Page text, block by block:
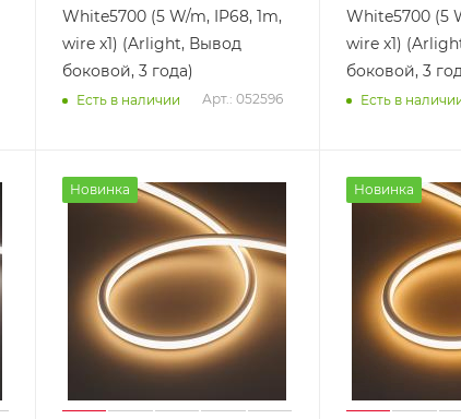
White5700 (5 W/m, IP68, 1m,
wire x1) (Arlight, Вывод
боковой, 3 года)
Есть в наличии Арт.: 052596
White5700 (5
wire x1)
боковой, 3
Есть в
Новинка Новинка